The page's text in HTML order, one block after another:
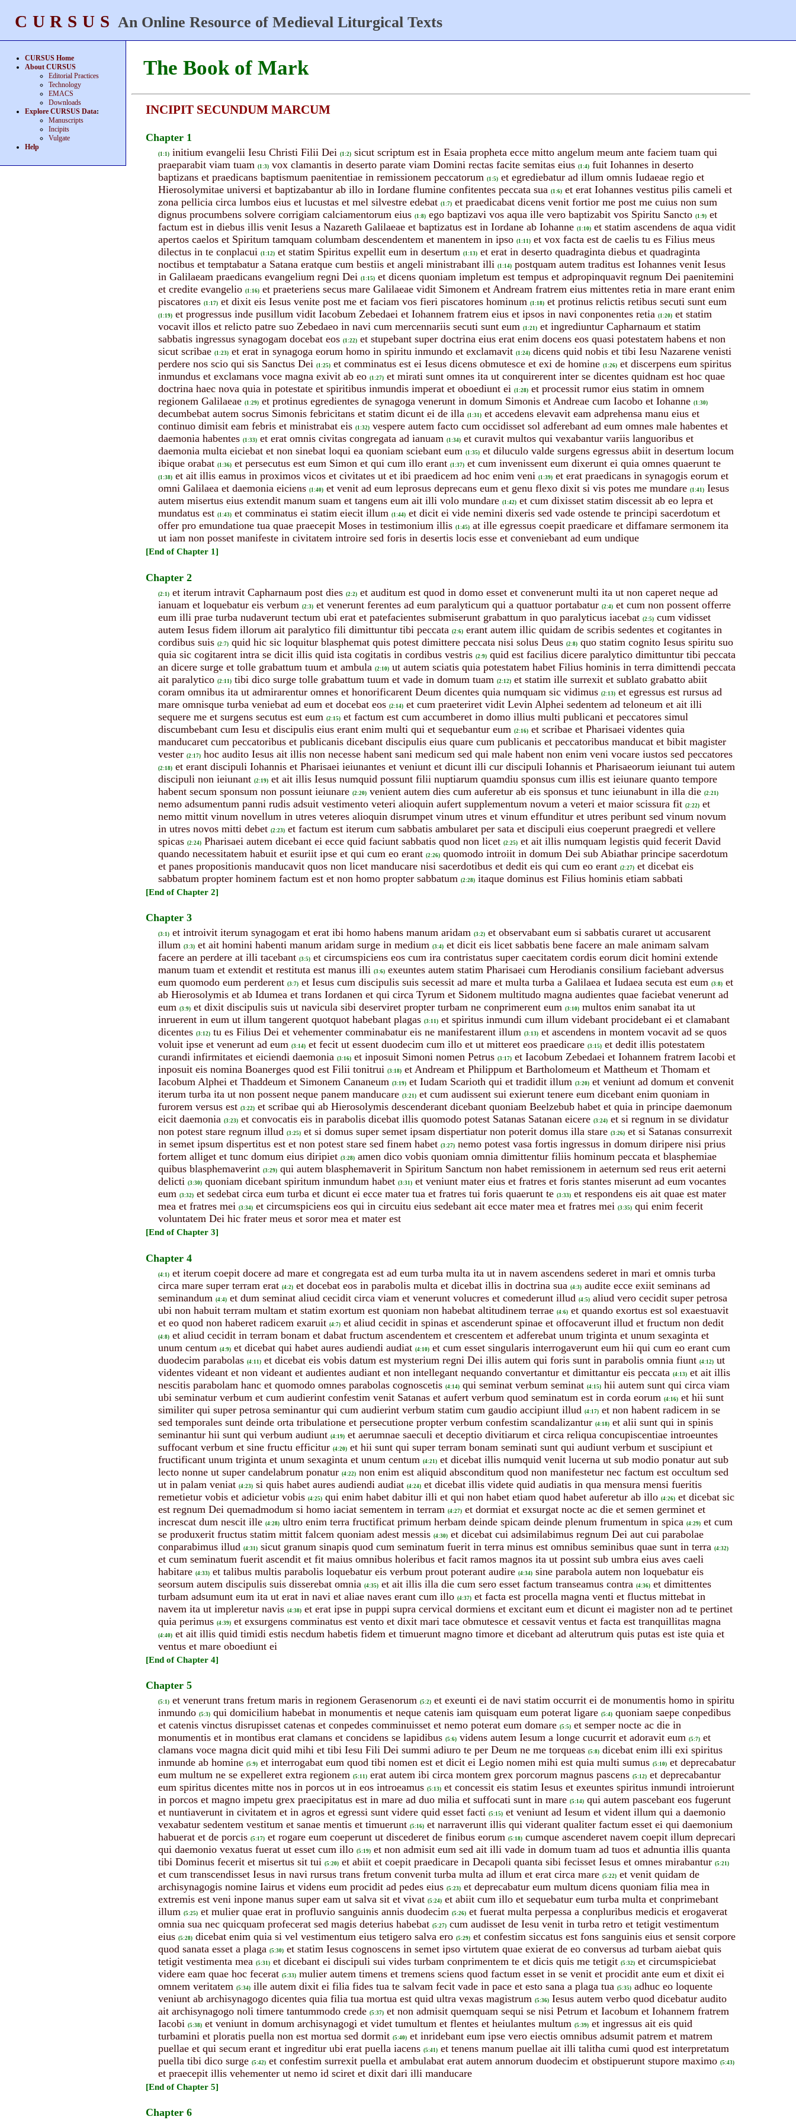
CURSUS An Online Resource of Medieval Liturgical Texts
CURSUS Home
About CURSUS
Editorial Practices
Technology
EMACS
Downloads
Explore CURSUS Data:
Manuscripts
Incipits
Vulgate
Help
The Book of Mark
INCIPIT SECUNDUM MARCUM
Chapter 1
(1:1) initium evangelii Iesu Christi Filii Dei (1:2) sicut scriptum est in Esaia propheta ecce mitto angelum meum ante faciem tuam qui
praeparabit viam tuam (1:3) vox clamantis in deserto parate viam Domini rectas facite semitas eius (1:4) fuit Iohannes in deserto
baptizans et praedicans baptismum paenitentiae in remissionem peccatorum (1:5) et egrediebatur ad illum omnis Iudaeae regio et
Hierosolymitae universi et baptizabantur ab illo in Iordane flumine confitentes peccata sua (1:6) et erat Iohannes vestitus pilis cameli et
zona pellicia circa lumbos eius et lucustas et mel silvestre edebat (1:7) et praedicabat dicens venit fortior me post me cuius non sum
dignus procumbens solvere corrigiam calciamentorum eius (1:8) ego baptizavi vos aqua ille vero baptizabit vos Spiritu Sancto (1:9) et
factum est in diebus illis venit Iesus a Nazareth Galilaeae et baptizatus est in Iordane ab Iohanne (1:10) et statim ascendens de aqua vidit
apertos caelos et Spiritum tamquam columbam descendentem et manentem in ipso (1:11) et vox facta est de caelis tu es Filius meus
dilectus in te conplacui (1:12) et statim Spiritus expellit eum in desertum (1:13) et erat in deserto quadraginta diebus et quadraginta
noctibus et temptabatur a Satana eratque cum bestiis et angeli ministrabant illi (1:14) postquam autem traditus est Iohannes venit Iesus
in Galilaeam praedicans evangelium regni Dei (1:15) et dicens quoniam impletum est tempus et adpropinquavit regnum Dei paenitemini
et credite evangelio (1:16) et praeteriens secus mare Galilaeae vidit Simonem et Andream fratrem eius mittentes retia in mare erant enim
piscatores (1:17) et dixit eis Iesus venite post me et faciam vos fieri piscatores hominum (1:18) et protinus relictis retibus secuti sunt eum
(1:19) et progressus inde pusillum vidit Iacobum Zebedaei et Iohannem fratrem eius et ipsos in navi conponentes retia (1:20) et statim
vocavit illos et relicto patre suo Zebedaeo in navi cum mercennariis secuti sunt eum (1:21) et ingrediuntur Capharnaum et statim
sabbatis ingressus synagogam docebat eos (1:22) et stupebant super doctrina eius erat enim docens eos quasi potestatem habens et non
sicut scribae (1:23) et erat in synagoga eorum homo in spiritu inmundo et exclamavit (1:24) dicens quid nobis et tibi Iesu Nazarene venisti
perdere nos scio qui sis Sanctus Dei (1:25) et comminatus est ei Iesus dicens obmutesce et exi de homine (1:26) et discerpens eum spiritus
inmundus et exclamans voce magna exivit ab eo (1:27) et mirati sunt omnes ita ut conquirerent inter se dicentes quidnam est hoc quae
doctrina haec nova quia in potestate et spiritibus inmundis imperat et oboediunt ei (1:28) et processit rumor eius statim in omnem
regionem Galilaeae (1:29) et protinus egredientes de synagoga venerunt in domum Simonis et Andreae cum Iacobo et Iohanne (1:30)
decumbebat autem socrus Simonis febricitans et statim dicunt ei de illa (1:31) et accedens elevavit eam adprehensa manu eius et
continuo dimisit eam febris et ministrabat eis (1:32) vespere autem facto cum occidisset sol adferebant ad eum omnes male habentes et
daemonia habentes (1:33) et erat omnis civitas congregata ad ianuam (1:34) et curavit multos qui vexabantur variis languoribus et
daemonia multa eiciebat et non sinebat loqui ea quoniam sciebant eum (1:35) et diluculo valde surgens egressus abiit in desertum locum
ibique orabat (1:36) et persecutus est eum Simon et qui cum illo erant (1:37) et cum invenissent eum dixerunt ei quia omnes quaerunt te
(1:38) et ait illis eamus in proximos vicos et civitates ut et ibi praedicem ad hoc enim veni (1:39) et erat praedicans in synagogis eorum et
omni Galilaea et daemonia eiciens (1:40) et venit ad eum leprosus deprecans eum et genu flexo dixit si vis potes me mundare (1:41) Iesus
autem misertus eius extendit manum suam et tangens eum ait illi volo mundare (1:42) et cum dixisset statim discessit ab eo lepra et
mundatus est (1:43) et comminatus ei statim eiecit illum (1:44) et dicit ei vide nemini dixeris sed vade ostende te principi sacerdotum et
offer pro emundatione tua quae praecepit Moses in testimonium illis (1:45) at ille egressus coepit praedicare et diffamare sermonem ita
ut iam non posset manifeste in civitatem introire sed foris in desertis locis esse et conveniebant ad eum undique
[End of Chapter 1]
Chapter 2
(2:1) et iterum intravit Capharnaum post dies (2:2) et auditum est quod in domo esset et convenerunt multi ita ut non caperet neque ad
ianuam et loquebatur eis verbum (2:3) et venerunt ferentes ad eum paralyticum qui a quattuor portabatur (2:4) et cum non possent offerre
eum illi prae turba nudaverunt tectum ubi erat et patefacientes submiserunt grabattum in quo paralyticus iacebat (2:5) cum vidisset
autem Iesus fidem illorum ait paralytico fili dimittuntur tibi peccata (2:6) erant autem illic quidam de scribis sedentes et cogitantes in
cordibus suis (2:7) quid hic sic loquitur blasphemat quis potest dimittere peccata nisi solus Deus (2:8) quo statim cognito Iesus spiritu suo
quia sic cogitarent intra se dicit illis quid ista cogitatis in cordibus vestris (2:9) quid est facilius dicere paralytico dimittuntur tibi peccata
an dicere surge et tolle grabattum tuum et ambula (2:10) ut autem sciatis quia potestatem habet Filius hominis in terra dimittendi peccata
ait paralytico (2:11) tibi dico surge tolle grabattum tuum et vade in domum tuam (2:12) et statim ille surrexit et sublato grabatto abiit
coram omnibus ita ut admirarentur omnes et honorificarent Deum dicentes quia numquam sic vidimus (2:13) et egressus est rursus ad
mare omnisque turba veniebat ad eum et docebat eos (2:14) et cum praeteriret vidit Levin Alphei sedentem ad teloneum et ait illi
sequere me et surgens secutus est eum (2:15) et factum est cum accumberet in domo illius multi publicani et peccatores simul
discumbebant cum Iesu et discipulis eius erant enim multi qui et sequebantur eum (2:16) et scribae et Pharisaei videntes quia
manducaret cum peccatoribus et publicanis dicebant discipulis eius quare cum publicanis et peccatoribus manducat et bibit magister
vester (2:17) hoc audito Iesus ait illis non necesse habent sani medicum sed qui male habent non enim veni vocare iustos sed peccatores
(2:18) et erant discipuli Iohannis et Pharisaei ieiunantes et veniunt et dicunt illi cur discipuli Iohannis et Pharisaeorum ieiunant tui autem
discipuli non ieiunant (2:19) et ait illis Iesus numquid possunt filii nuptiarum quamdiu sponsus cum illis est ieiunare quanto tempore
habent secum sponsum non possunt ieiunare (2:20) venient autem dies cum auferetur ab eis sponsus et tunc ieiunabunt in illa die (2:21)
nemo adsumentum panni rudis adsuit vestimento veteri alioquin aufert supplementum novum a veteri et maior scissura fit (2:22) et
nemo mittit vinum novellum in utres veteres alioquin disrumpet vinum utres et vinum effunditur et utres peribunt sed vinum novum
in utres novos mitti debet (2:23) et factum est iterum cum sabbatis ambularet per sata et discipuli eius coeperunt praegredi et vellere
spicas (2:24) Pharisaei autem dicebant ei ecce quid faciunt sabbatis quod non licet (2:25) et ait illis numquam legistis quid fecerit David
quando necessitatem habuit et esuriit ipse et qui cum eo erant (2:26) quomodo introiit in domum Dei sub Abiathar principe sacerdotum
et panes propositionis manducavit quos non licet manducare nisi sacerdotibus et dedit eis qui cum eo erant (2:27) et dicebat eis
sabbatum propter hominem factum est et non homo propter sabbatum (2:28) itaque dominus est Filius hominis etiam sabbati
[End of Chapter 2]
Chapter 3
(3:1) et introivit iterum synagogam et erat ibi homo habens manum aridam (3:2) et observabant eum si sabbatis curaret ut accusarent
illum (3:3) et ait homini habenti manum aridam surge in medium (3:4) et dicit eis licet sabbatis bene facere an male animam salvam
facere an perdere at illi tacebant (3:5) et circumspiciens eos cum ira contristatus super caecitatem cordis eorum dicit homini extende
manum tuam et extendit et restituta est manus illi (3:6) exeuntes autem statim Pharisaei cum Herodianis consilium faciebant adversus
eum quomodo eum perderent (3:7) et Iesus cum discipulis suis secessit ad mare et multa turba a Galilaea et Iudaea secuta est eum (3:8) et
ab Hierosolymis et ab Idumea et trans Iordanen et qui circa Tyrum et Sidonem multitudo magna audientes quae faciebat venerunt ad
eum (3:9) et dixit discipulis suis ut navicula sibi deserviret propter turbam ne conprimerent eum (3:10) multos enim sanabat ita ut
inruerent in eum ut illum tangerent quotquot habebant plagas (3:11) et spiritus inmundi cum illum videbant procidebant ei et clamabant
dicentes (3:12) tu es Filius Dei et vehementer comminabatur eis ne manifestarent illum (3:13) et ascendens in montem vocavit ad se quos
voluit ipse et venerunt ad eum (3:14) et fecit ut essent duodecim cum illo et ut mitteret eos praedicare (3:15) et dedit illis potestatem
curandi infirmitates et eiciendi daemonia (3:16) et inposuit Simoni nomen Petrus (3:17) et Iacobum Zebedaei et Iohannem fratrem Iacobi et
inposuit eis nomina Boanerges quod est Filii tonitrui (3:18) et Andream et Philippum et Bartholomeum et Mattheum et Thomam et
Iacobum Alphei et Thaddeum et Simonem Cananeum (3:19) et Iudam Scarioth qui et tradidit illum (3:20) et veniunt ad domum et convenit
iterum turba ita ut non possent neque panem manducare (3:21) et cum audissent sui exierunt tenere eum dicebant enim quoniam in
furorem versus est (3:22) et scribae qui ab Hierosolymis descenderant dicebant quoniam Beelzebub habet et quia in principe daemonum
eicit daemonia (3:23) et convocatis eis in parabolis dicebat illis quomodo potest Satanas Satanan eicere (3:24) et si regnum in se dividatur
non potest stare regnum illud (3:25) et si domus super semet ipsam dispertiatur non poterit domus illa stare (3:26) et si Satanas consurrexit
in semet ipsum dispertitus est et non potest stare sed finem habet (3:27) nemo potest vasa fortis ingressus in domum diripere nisi prius
fortem alliget et tunc domum eius diripiet (3:28) amen dico vobis quoniam omnia dimittentur filiis hominum peccata et blasphemiae
quibus blasphemaverint (3:29) qui autem blasphemaverit in Spiritum Sanctum non habet remissionem in aeternum sed reus erit aeterni
delicti (3:30) quoniam dicebant spiritum inmundum habet (3:31) et veniunt mater eius et fratres et foris stantes miserunt ad eum vocantes
eum (3:32) et sedebat circa eum turba et dicunt ei ecce mater tua et fratres tui foris quaerunt te (3:33) et respondens eis ait quae est mater
mea et fratres mei (3:34) et circumspiciens eos qui in circuitu eius sedebant ait ecce mater mea et fratres mei (3:35) qui enim fecerit
voluntatem Dei hic frater meus et soror mea et mater est
[End of Chapter 3]
Chapter 4
(4:1) et iterum coepit docere ad mare et congregata est ad eum turba multa ita ut in navem ascendens sederet in mari et omnis turba
circa mare super terram erat (4:2) et docebat eos in parabolis multa et dicebat illis in doctrina sua (4:3) audite ecce exiit seminans ad
seminandum (4:4) et dum seminat aliud cecidit circa viam et venerunt volucres et comederunt illud (4:5) aliud vero cecidit super petrosa
ubi non habuit terram multam et statim exortum est quoniam non habebat altitudinem terrae (4:6) et quando exortus est sol exaestuavit
et eo quod non haberet radicem exaruit (4:7) et aliud cecidit in spinas et ascenderunt spinae et offocaverunt illud et fructum non dedit
(4:8) et aliud cecidit in terram bonam et dabat fructum ascendentem et crescentem et adferebat unum triginta et unum sexaginta et
unum centum (4:9) et dicebat qui habet aures audiendi audiat (4:10) et cum esset singularis interrogaverunt eum hii qui cum eo erant cum
duodecim parabolas (4:11) et dicebat eis vobis datum est mysterium regni Dei illis autem qui foris sunt in parabolis omnia fiunt (4:12) ut
videntes videant et non videant et audientes audiant et non intellegant nequando convertantur et dimittantur eis peccata (4:13) et ait illis
nescitis parabolam hanc et quomodo omnes parabolas cognoscetis (4:14) qui seminat verbum seminat (4:15) hii autem sunt qui circa viam
ubi seminatur verbum et cum audierint confestim venit Satanas et aufert verbum quod seminatum est in corda eorum (4:16) et hii sunt
similiter qui super petrosa seminantur qui cum audierint verbum statim cum gaudio accipiunt illud (4:17) et non habent radicem in se
sed temporales sunt deinde orta tribulatione et persecutione propter verbum confestim scandalizantur (4:18) et alii sunt qui in spinis
seminantur hii sunt qui verbum audiunt (4:19) et aerumnae saeculi et deceptio divitiarum et circa reliqua concupiscentiae introeuntes
suffocant verbum et sine fructu efficitur (4:20) et hii sunt qui super terram bonam seminati sunt qui audiunt verbum et suscipiunt et
fructificant unum triginta et unum sexaginta et unum centum (4:21) et dicebat illis numquid venit lucerna ut sub modio ponatur aut sub
lecto nonne ut super candelabrum ponatur (4:22) non enim est aliquid absconditum quod non manifestetur nec factum est occultum sed
ut in palam veniat (4:23) si quis habet aures audiendi audiat (4:24) et dicebat illis videte quid audiatis in qua mensura mensi fueritis
remetietur vobis et adicietur vobis (4:25) qui enim habet dabitur illi et qui non habet etiam quod habet auferetur ab illo (4:26) et dicebat sic
est regnum Dei quemadmodum si homo iaciat sementem in terram (4:27) et dormiat et exsurgat nocte ac die et semen germinet et
increscat dum nescit ille (4:28) ultro enim terra fructificat primum herbam deinde spicam deinde plenum frumentum in spica (4:29) et cum
se produxerit fructus statim mittit falcem quoniam adest messis (4:30) et dicebat cui adsimilabimus regnum Dei aut cui parabolae
conparabimus illud (4:31) sicut granum sinapis quod cum seminatum fuerit in terra minus est omnibus seminibus quae sunt in terra (4:32)
et cum seminatum fuerit ascendit et fit maius omnibus holeribus et facit ramos magnos ita ut possint sub umbra eius aves caeli
habitare (4:33) et talibus multis parabolis loquebatur eis verbum prout poterant audire (4:34) sine parabola autem non loquebatur eis
seorsum autem discipulis suis disserebat omnia (4:35) et ait illis illa die cum sero esset factum transeamus contra (4:36) et dimittentes
turbam adsumunt eum ita ut erat in navi et aliae naves erant cum illo (4:37) et facta est procella magna venti et fluctus mittebat in
navem ita ut impleretur navis (4:38) et erat ipse in puppi supra cervical dormiens et excitant eum et dicunt ei magister non ad te pertinet
quia perimus (4:39) et exsurgens comminatus est vento et dixit mari tace obmutesce et cessavit ventus et facta est tranquillitas magna
(4:40) et ait illis quid timidi estis necdum habetis fidem et timuerunt magno timore et dicebant ad alterutrum quis putas est iste quia et
ventus et mare oboediunt ei
[End of Chapter 4]
Chapter 5
(5:1) et venerunt trans fretum maris in regionem Gerasenorum (5:2) et exeunti ei de navi statim occurrit ei de monumentis homo in spiritu
inmundo (5:3) qui domicilium habebat in monumentis et neque catenis iam quisquam eum poterat ligare (5:4) quoniam saepe conpedibus
et catenis vinctus disrupisset catenas et conpedes comminuisset et nemo poterat eum domare (5:5) et semper nocte ac die in
monumentis et in montibus erat clamans et concidens se lapidibus (5:6) videns autem Iesum a longe cucurrit et adoravit eum (5:7) et
clamans voce magna dicit quid mihi et tibi Iesu Fili Dei summi adiuro te per Deum ne me torqueas (5:8) dicebat enim illi exi spiritus
inmunde ab homine (5:9) et interrogabat eum quod tibi nomen est et dicit ei Legio nomen mihi est quia multi sumus (5:10) et deprecabatur
eum multum ne se expelleret extra regionem (5:11) erat autem ibi circa montem grex porcorum magnus pascens (5:12) et deprecabantur
eum spiritus dicentes mitte nos in porcos ut in eos introeamus (5:13) et concessit eis statim Iesus et exeuntes spiritus inmundi introierunt
in porcos et magno impetu grex praecipitatus est in mare ad duo milia et suffocati sunt in mare (5:14) qui autem pascebant eos fugerunt
et nuntiaverunt in civitatem et in agros et egressi sunt videre quid esset facti (5:15) et veniunt ad Iesum et vident illum qui a daemonio
vexabatur sedentem vestitum et sanae mentis et timuerunt (5:16) et narraverunt illis qui viderant qualiter factum esset ei qui daemonium
habuerat et de porcis (5:17) et rogare eum coeperunt ut discederet de finibus eorum (5:18) cumque ascenderet navem coepit illum deprecari
qui daemonio vexatus fuerat ut esset cum illo (5:19) et non admisit eum sed ait illi vade in domum tuam ad tuos et adnuntia illis quanta
tibi Dominus fecerit et misertus sit tui (5:20) et abiit et coepit praedicare in Decapoli quanta sibi fecisset Iesus et omnes mirabantur (5:21)
et cum transcendisset Iesus in navi rursus trans fretum convenit turba multa ad illum et erat circa mare (5:22) et venit quidam de
archisynagogis nomine Iairus et videns eum procidit ad pedes eius (5:23) et deprecabatur eum multum dicens quoniam filia mea in
extremis est veni inpone manus super eam ut salva sit et vivat (5:24) et abiit cum illo et sequebatur eum turba multa et conprimebant
illum (5:25) et mulier quae erat in profluvio sanguinis annis duodecim (5:26) et fuerat multa perpessa a conpluribus medicis et erogaverat
omnia sua nec quicquam profecerat sed magis deterius habebat (5:27) cum audisset de Iesu venit in turba retro et tetigit vestimentum
eius (5:28) dicebat enim quia si vel vestimentum eius tetigero salva ero (5:29) et confestim siccatus est fons sanguinis eius et sensit corpore
quod sanata esset a plaga (5:30) et statim Iesus cognoscens in semet ipso virtutem quae exierat de eo conversus ad turbam aiebat quis
tetigit vestimenta mea (5:31) et dicebant ei discipuli sui vides turbam conprimentem te et dicis quis me tetigit (5:32) et circumspiciebat
videre eam quae hoc fecerat (5:33) mulier autem timens et tremens sciens quod factum esset in se venit et procidit ante eum et dixit ei
omnem veritatem (5:34) ille autem dixit ei filia fides tua te salvam fecit vade in pace et esto sana a plaga tua (5:35) adhuc eo loquente
veniunt ab archisynagogo dicentes quia filia tua mortua est quid ultra vexas magistrum (5:36) Iesus autem verbo quod dicebatur audito
ait archisynagogo noli timere tantummodo crede (5:37) et non admisit quemquam sequi se nisi Petrum et Iacobum et Iohannem fratrem
Iacobi (5:38) et veniunt in domum archisynagogi et videt tumultum et flentes et heiulantes multum (5:39) et ingressus ait eis quid
turbamini et ploratis puella non est mortua sed dormit (5:40) et inridebant eum ipse vero eiectis omnibus adsumit patrem et matrem
puellae et qui secum erant et ingreditur ubi erat puella iacens (5:41) et tenens manum puellae ait illi talitha cumi quod est interpretatum
puella tibi dico surge (5:42) et confestim surrexit puella et ambulabat erat autem annorum duodecim et obstipuerunt stupore maximo (5:43)
et praecepit illis vehementer ut nemo id sciret et dixit dari illi manducare
[End of Chapter 5]
Chapter 6